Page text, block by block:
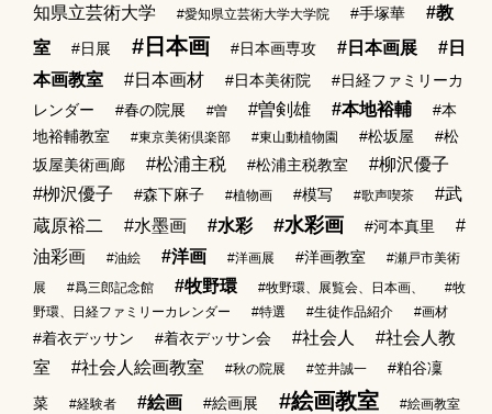
知県立芸術大学
#愛知県立芸術大学大学院 #手塚華
#教
室
#日展 #日本画 #日本画専攻 #日本画展
#日
本画教室
#日本画材 #日本美術院
#日経ファミリーカ
レンダー
#春の院展 #曽 #曽剣雄 #本地裕輔
#本
地裕輔教室
#東京美術倶楽部 #東山動植物園 #松坂屋
#松
坂屋美術画廊
#松浦主税 #松浦主税教室
#柳沢優子
#栁沢優子
#森下麻子 #植物画 #模写 #歌声喫茶
#武
蔵原裕二
#水墨画 #水彩 #水彩画 #河本真里
#
油彩画
#油絵 #洋画 #洋画展 #洋画教室
#瀬戸市美術
展
#爲三郎記念館 #牧野環 #牧野環、展覧会、日本画、
#牧
野環、日経ファミリーカレンダー
#特選 #生徒作品紹介 #画材
#着衣デッサン #着衣デッサン会 #社会人
#社会人教
室
#社会人絵画教室 #秋の院展 #笠井誠一
#粕谷凜
菜
#経験者 #絵画 #絵画展 #絵画教室
#絵画教室